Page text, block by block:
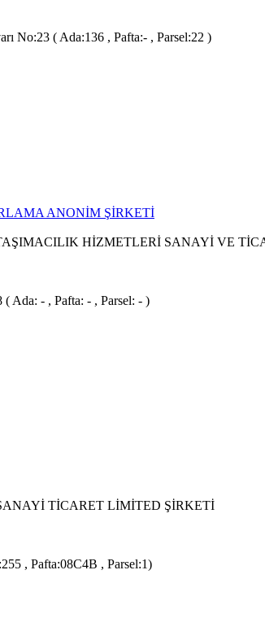
No:23 ( Ada:136 , Pafta:- , Parsel:22 )
ANONİM ŞİRKETİ
HİZMETLERİ SANAYİ VE
Ada: - , Pafta: - , Parsel: - )
TİCARET LİMİTED ŞİRKETİ
, Pafta:08C4B , Parsel:1)